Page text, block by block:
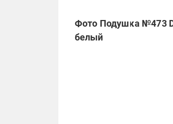
Фото Подушка №473
белый